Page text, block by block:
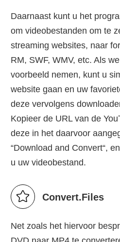
Daarnaast kunt u het
om videobestanden om te
streaming websites, naar
RM, SWF, WMV, etc. Als
voorbeeld nemen, kunt u
website gaan en uw
deze vervolgens
Kopieer de URL van de
deze in het daarvoor
“Download and Convert“,
u uw videobestand.
Convert.Files
Net zoals het hiervoor